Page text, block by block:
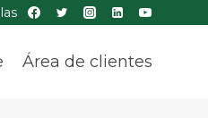
Área de clientes